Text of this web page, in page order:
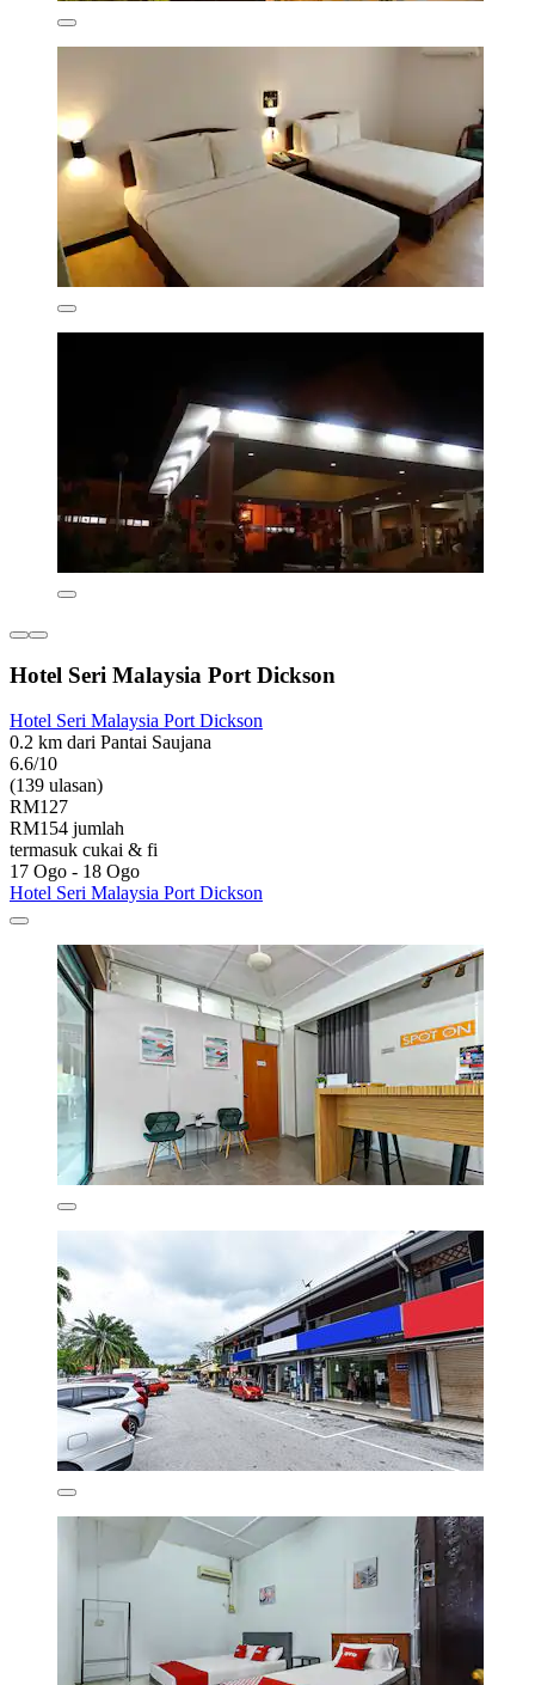
Hotel Seri Malaysia Port Dickson
Hotel Seri Malaysia Port Dickson
0.2 km dari Pantai Saujana
6.6/10
(139 ulasan)
RM127
RM154 jumlah
termasuk cukai & fi
17 Ogo - 18 Ogo
Hotel Seri Malaysia Port Dickson